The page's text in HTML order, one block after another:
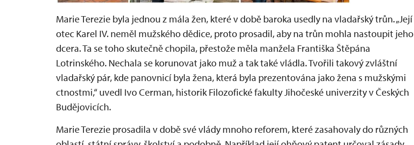
Marie Terezie byla jednou z mála žen, které v době baroka usedly na vladařský trůn. „Její
otec Karel IV. neměl mužského dědice, proto prosadil, aby na trůn mohla nastoupit jeho
dcera. Ta se toho skutečně chopila, přestože měla manžela Františka Štěpána
Lotrinského. Nechala se korunovat jako muž a tak také vládla. Tvořili takový zvláštní
vladařský pár, kde panovnicí byla žena, která byla prezentována jako žena s mužskými
ctnostmi,“ uvedl Ivo Cerman, historik Filozofické fakulty Jihočeské univerzity v Českých
Budějovicích.
Marie Terezie prosadila v době své vlády mnoho reforem, které zasahovaly do různých